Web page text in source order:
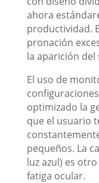
ahora
productividad.
pronación
la aparición
El uso de
optimizado la
que el usuario
pequeños. La
luz azul) es
fatiga ocular.